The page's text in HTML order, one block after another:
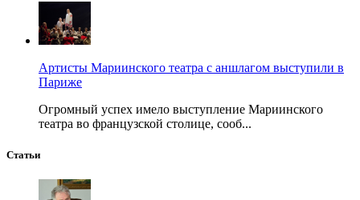
Артисты Мариинского театра с аншлагом выступили в
Париже
Огромный успех имело выступление Мариинского
театра во французской столице, сооб...
Статьи